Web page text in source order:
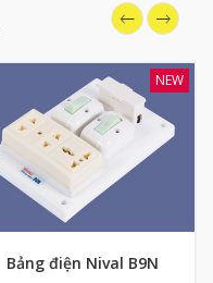
NEW
Bảng điện Nival B9N